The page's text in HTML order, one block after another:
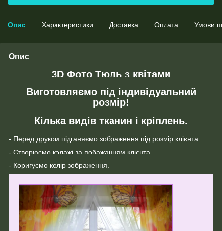
Опис Характеристики Доставка Оплата Умови
Опис
3D Фото Тюль з квітами
Виготовляємо під індивідуальний
розмір!
Кілька видів тканин і кріплень.
- Перед друком підганяємо зображення під розмір клієнта.
- Створюємо колажі за побажанням клієнта.
- Коригуємо колір зображення.